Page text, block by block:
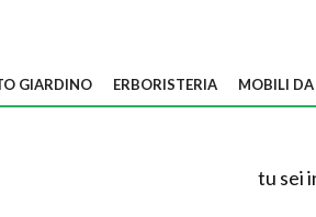
GIARDINO ERBORISTERIA MOBILI
tu sei